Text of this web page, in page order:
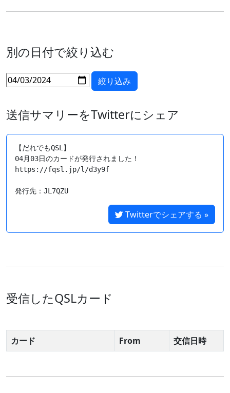
別の日付で絞り込む
送信サマリーをTwitterにシェア
【だれでもQSL】
04月03日のカードが発行されました！
https://fqsl.jp/l/d3y9f
Twitterでシェアする »
受信したQSLカード
カード From 交信日時